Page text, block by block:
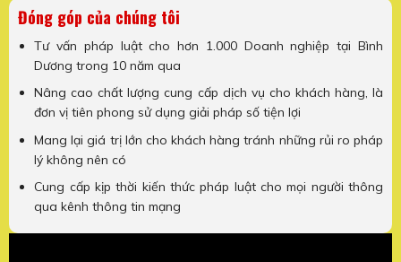
Đóng góp của chúng tôi
Tư vấn pháp luật cho hơn 1.000 Doanh nghiệp tại Bình
Dương trong 10 năm qua
Nâng cao chất lượng cung cấp dịch vụ cho khách hàng, là
đơn vị tiên phong sử dụng giải pháp số tiện lợi
Mang lại giá trị lớn cho khách hàng tránh những rủi ro pháp
lý không nên có
Cung cấp kịp thời kiến thức pháp luật cho mọi người thông
qua kênh thông tin mạng